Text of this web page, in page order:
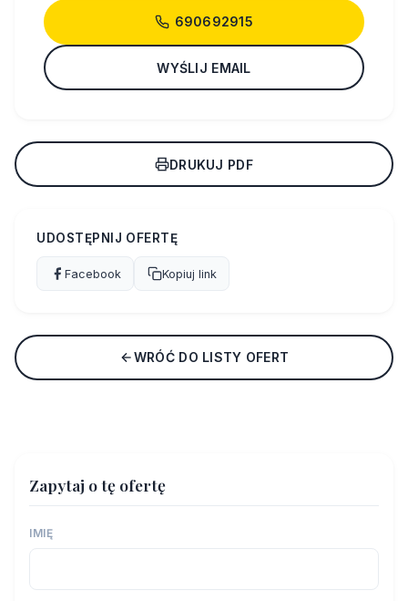
690692915
WYŚLIJ EMAIL
DRUKUJ PDF
UDOSTĘPNIJ OFERTĘ
Facebook Kopiuj link
WRÓĆ DO LISTY OFERT
Zapytaj o tę ofertę
IMIĘ